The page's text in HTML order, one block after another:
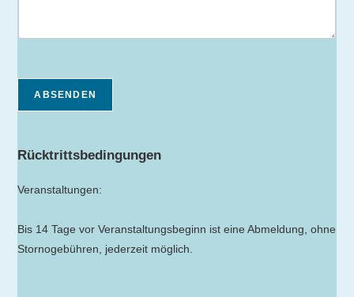
ABSENDEN
Rücktrittsbedingungen
Veranstaltungen:
Bis 14 Tage vor Veranstaltungsbeginn ist eine Abmeldung, ohne
Stornogebühren, jederzeit möglich.